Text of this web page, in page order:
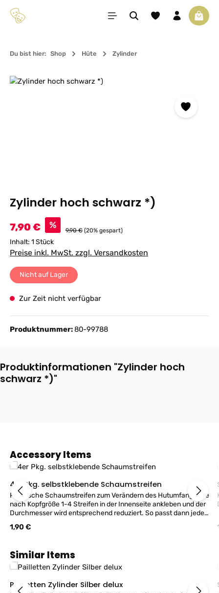
Zum Hauptinhalt springen Du hast 0 Produkte
Du bist hier: Shop Hüte Zylinder
Bildergalerie überspringen
Zylinder hoch schwarz *)
Verkaufspreis:
7,90 € % 9,90 € (20% gespart)
Inhalt: 1 Stück
Preise inkl. MwSt. zzgl. Versandkosten
Nicht auf Lager
Zur Zeit nicht verfügbar
Produktnummer:80-99788
Produktinformationen "Zylinder hoch
schwarz *)"
Produktgalerie überspringen
Accessory Items
4er Pkg. selbstklebende Schaumstreifen
Praktische Schaumstreifen zum Verändern des Hutumfanges, je
nach Kopfgröße 1-4 Streifen in der Innenseite ankleben und der
Durchmesser wird entsprechend reduziert. So passt dann jeder
Regulärer Preis:
1,90 €
Produktgalerie überspringen
Similar Items
Pailletten Zylinder Silber delux